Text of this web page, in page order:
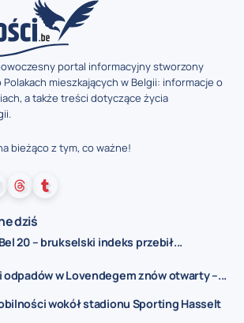
portal informacyjny stworzony
mieszkających w Belgii: informacje o
a także treści dotyczące życia
bieżąco z tym, co ważne!
dziś
20 – brukselski indeks przebił...
w Lovendegem znów otwarty –...
wokół stadionu Sporting Hasselt